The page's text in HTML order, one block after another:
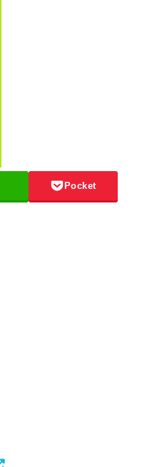
Pocket